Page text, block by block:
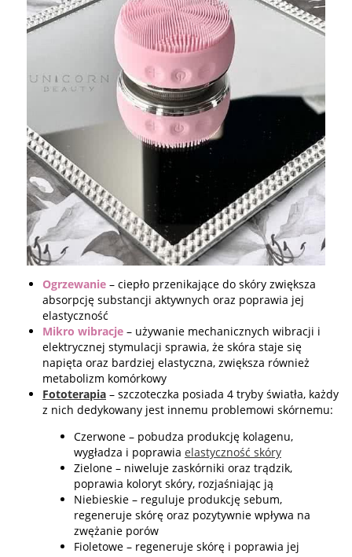
Ogrzewanie – ciepło przenikające do skóry zwiększa
absorpcję substancji aktywnych oraz poprawia jej
elastyczność
Mikro wibracje – używanie mechanicznych wibracji i
elektrycznej stymulacji sprawia, że skóra staje się
napięta oraz bardziej elastyczna, zwiększa również
metabolizm komórkowy
Fototerapia – szczoteczka posiada 4 tryby światła, każdy
z nich dedykowany jest innemu problemowi skórnemu:
Czerwone – pobudza produkcję kolagenu,
wygładza i poprawia elastyczność skóry
Zielone – niweluje zaskórniki oraz trądzik,
poprawia koloryt skóry, rozjaśniając ją
Niebieskie – reguluje produkcję sebum,
regeneruje skórę oraz pozytywnie wpływa na
zwężanie porów
Fioletowe – regeneruje skórę i poprawia jej